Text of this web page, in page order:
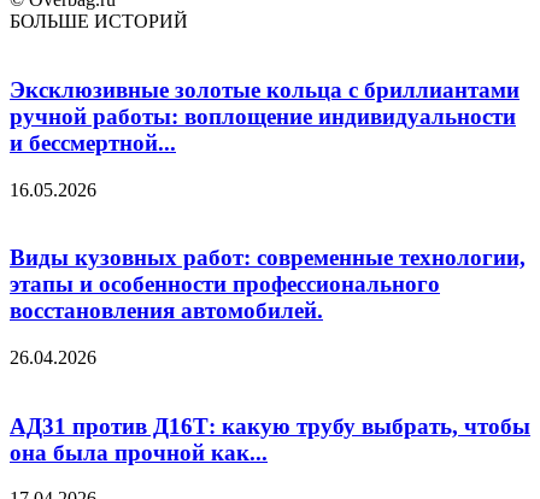
БОЛЬШЕ ИСТОРИЙ
Эксклюзивные золотые кольца с бриллиантами
ручной работы: воплощение индивидуальности
и бессмертной...
16.05.2026
Виды кузовных работ: современные технологии,
этапы и особенности профессионального
восстановления автомобилей.
26.04.2026
АД31 против Д16Т: какую трубу выбрать, чтобы
она была прочной как...